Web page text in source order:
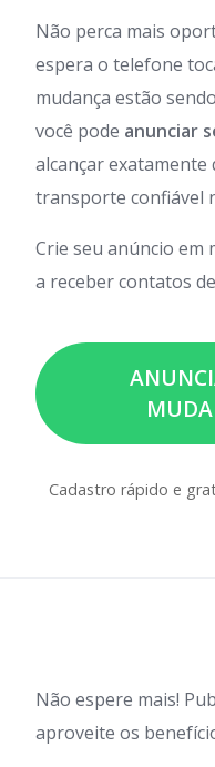
Não perca mais
espera o telefone
mudança estão
você pode anunciar
alcançar
transporte confiável
Crie seu anúncio em
a receber contatos
Cadastro rápido e
Não espere mais!
aproveite os